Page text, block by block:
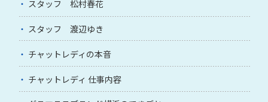
スタッフ 松村春花
スタッフ 渡辺ゆき
チャットレディの本音
チャットレディ 仕事内容